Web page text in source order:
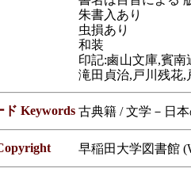
朱書入あり
虫損あり
和装
印記:鹵山文庫,賓南
滝田貞治,戸川残花,
ド Keywords 古典籍 / 文学－日
早稲田大学図書館